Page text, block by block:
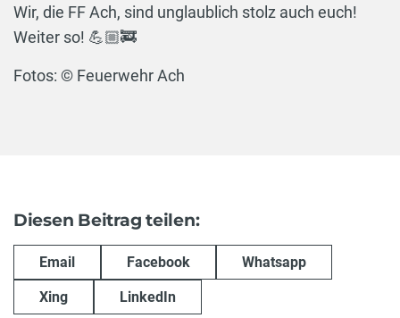
Wir, die FF Ach, sind unglaublich stolz auch euch!
Weiter so! 💪🏼🚒
Fotos: © Feuerwehr Ach
Diesen Beitrag teilen:
Email Facebook Whatsapp
Xing LinkedIn